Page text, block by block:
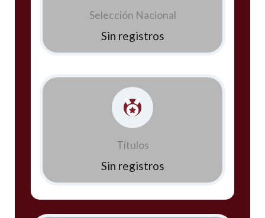
Selección Nacional
Sin registros
Títulos
Sin registros